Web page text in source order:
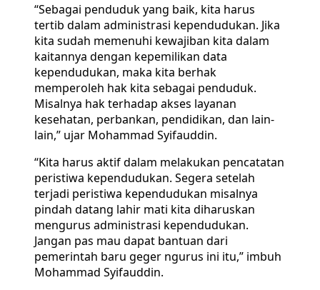
“Sebagai penduduk yang baik, kita harus
tertib dalam administrasi kependudukan. Jika
kita sudah memenuhi kewajiban kita dalam
kaitannya dengan kepemilikan data
kependudukan, maka kita berhak
memperoleh hak kita sebagai penduduk.
Misalnya hak terhadap akses layanan
kesehatan, perbankan, pendidikan, dan lain-
lain,” ujar Mohammad Syifauddin.
“Kita harus aktif dalam melakukan pencatatan
peristiwa kependudukan. Segera setelah
terjadi peristiwa kependudukan misalnya
pindah datang lahir mati kita diharuskan
mengurus administrasi kependudukan.
Jangan pas mau dapat bantuan dari
pemerintah baru geger ngurus ini itu,” imbuh
Mohammad Syifauddin.